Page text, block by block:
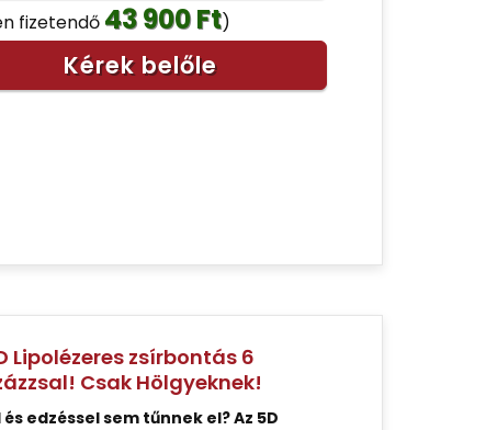
fizetendő 43 900 Ft)
Kérek belőle
zsírbontás 6
Csak Hölgyeknek!
edzéssel sem tűnnek el? Az 5D